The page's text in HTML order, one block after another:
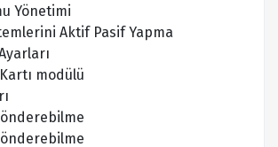
Yönetimi
Aktif Pasif Yapma
modülü